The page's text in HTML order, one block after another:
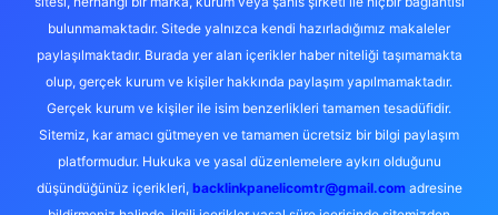
bulunmamaktadır. Sitede yalnızca kendi hazırladığımız makaleler
paylaşılmaktadır. Burada yer alan içerikler haber niteliği taşımamakta
olup, gerçek kurum ve kişiler hakkında paylaşım yapılmamaktadır.
Gerçek kurum ve kişiler ile isim benzerlikleri tamamen tesadüfidir.
Sitemiz, kar amacı gütmeyen ve tamamen ücretsiz bir bilgi paylaşım
platformudur. Hukuka ve yasal düzenlemelere aykırı olduğunu
düşündüğünüz içerikleri, backlinkpanelicomtr@gmail.comadresine